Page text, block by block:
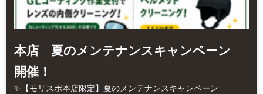
本店 夏のメンテナンスキャンペーン
開催！
✨【モリスポ本店限定】夏のメンテナンスキャンペーン